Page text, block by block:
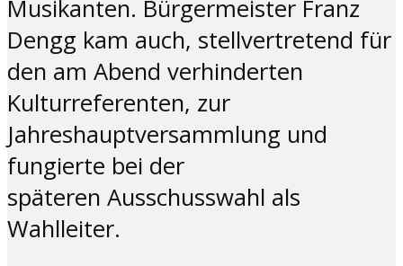
Musikanten. Bürgermeister Franz
Dengg kam auch, stellvertretend für
den am Abend verhinderten
Kulturreferenten, zur
Jahreshauptversammlung und
fungierte bei der
späteren Ausschusswahl als
Wahlleiter.